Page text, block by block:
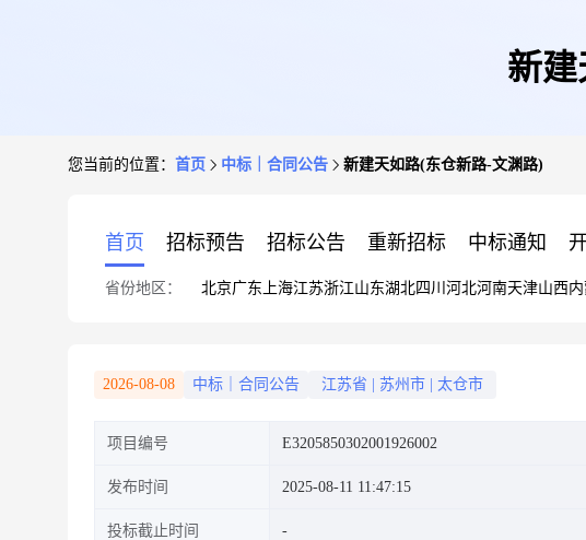
新
您当前的位置： 首页 中标｜合同公告 新建天如路(东仓新路-文渊路)
首页 招标预告 招标公告 重新招标 中标通知
省份地区： 北京广东 上海江苏浙江山东湖北四川 河北河南天津山西
2026-08-08 中标｜合同公告 江苏省 苏州市 太仓市
项目编号 E3205850302001926002
发布时间 2025-08-11 11:47:15
投标截止时间